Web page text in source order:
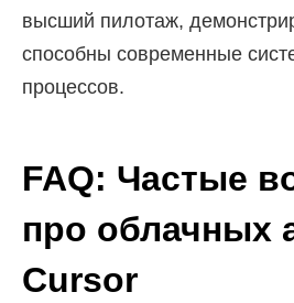
высший пилотаж,
способны современные
процессов.
FAQ: Частые
про облачных
Cursor